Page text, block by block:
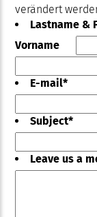
verändert
Lastname &
Vorname
E-mail*
Subject*
Leave us a